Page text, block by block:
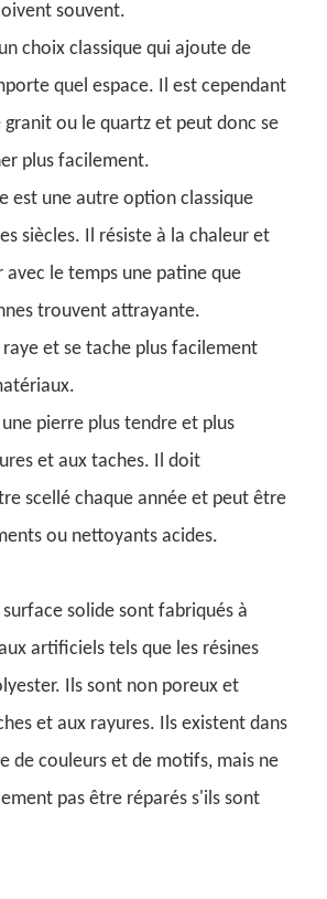
souvent.
choix classique qui ajoute de
quel espace. Il est cependant
granit ou le quartz et peut donc se
plus facilement.
est une autre option classique
siècles. Il résiste à la chaleur et
avec le temps une patine que
trouvent attrayante.
et se tache plus facilement
pierre plus tendre et plus
et aux taches. Il doit
scellé chaque année et peut être
ou nettoyants acides.
solide sont fabriqués à
artificiels tels que les résines
Ils sont non poreux et
et aux rayures. Ils existent dans
de couleurs et de motifs, mais ne
pas être réparés s'ils sont